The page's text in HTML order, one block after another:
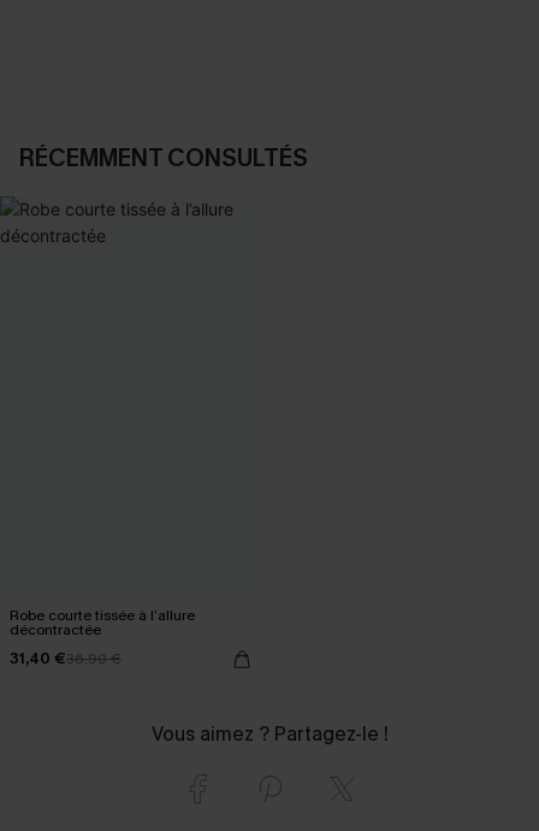
RÉCEMMENT CONSULTÉS
Robe courte tissée à l’allure
décontractée
31,40 €36,90 €
Vous aimez ? Partagez-le !